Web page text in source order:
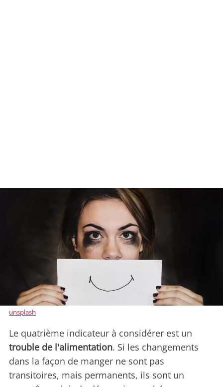
unsplash
Le quatrième indicateur à considérer est un
trouble de l'alimentation. Si les changements
dans la façon de manger ne sont pas
transitoires, mais permanents, ils sont un